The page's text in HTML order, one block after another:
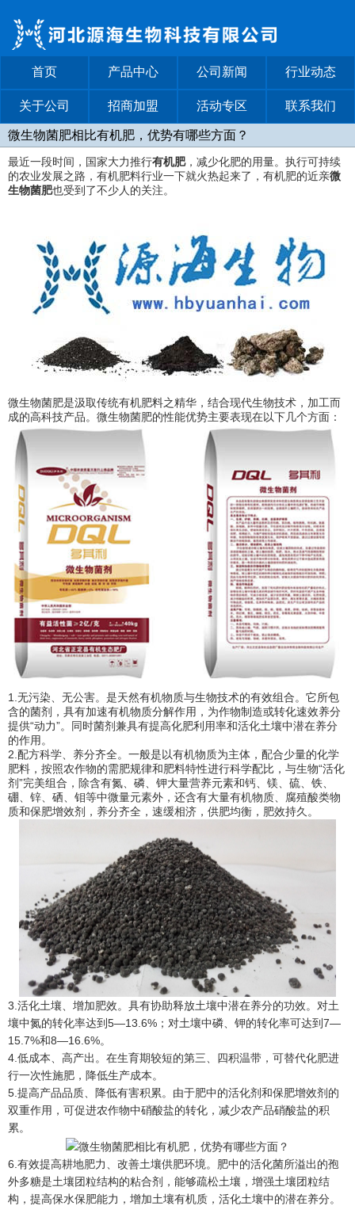
首页 产品中心 公司新闻 行业动态
关于公司 招商加盟 活动专区 联系我们
微生物菌肥相比有机肥，优势有哪些方面？
最近一段时间，国家大力推行有机肥，减少化肥的用量。执行可持续
的农业发展之路，有机肥料行业一下就火热起来了，有机肥的近亲微
生物菌肥也受到了不少人的关注。
微生物菌肥是汲取传统有机肥料之精华，结合现代生物技术，加工而
成的高科技产品。微生物菌肥的性能优势主要表现在以下几个方面：
1.无污染、无公害。是天然有机物质与生物技术的有效组合。它所包
含的菌剂，具有加速有机物质分解作用，为作物制造或转化速效养分
提供“动力”。同时菌剂兼具有提高化肥利用率和活化土壤中潜在养分
的作用。
2.配方科学、养分齐全。一般是以有机物质为主体，配合少量的化学
肥料，按照农作物的需肥规律和肥料特性进行科学配比，与生物“活化
剂”完美组合，除含有氮、磷、钾大量营养元素和钙、镁、硫、铁、
硼、锌、硒、钼等中微量元素外，还含有大量有机物质、腐殖酸类物
质和保肥增效剂，养分齐全，速缓相济，供肥均衡，肥效持久。
3.活化土壤、增加肥效。具有协助释放土壤中潜在养分的功效。对土
壤中氮的转化率达到5—13.6%；对土壤中磷、钾的转化率可达到7—
15.7%和8—16.6%。
4.低成本、高产出。在生育期较短的第三、四积温带，可替代化肥进
行一次性施肥，降低生产成本。
5.提高产品品质、降低有害积累。由于肥中的活化剂和保肥增效剂的
双重作用，可促进农作物中硝酸盐的转化，减少农产品硝酸盐的积
累。
6.有效提高耕地肥力、改善土壤供肥环境。肥中的活化菌所溢出的孢
外多糖是土壤团粒结构的粘合剂，能够疏松土壤，增强土壤团粒结
构，提高保水保肥能力，增加土壤有机质，活化土壤中的潜在养分。